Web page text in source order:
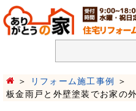
リフォーム施工事例
板金雨戸と外壁塗装でお家の